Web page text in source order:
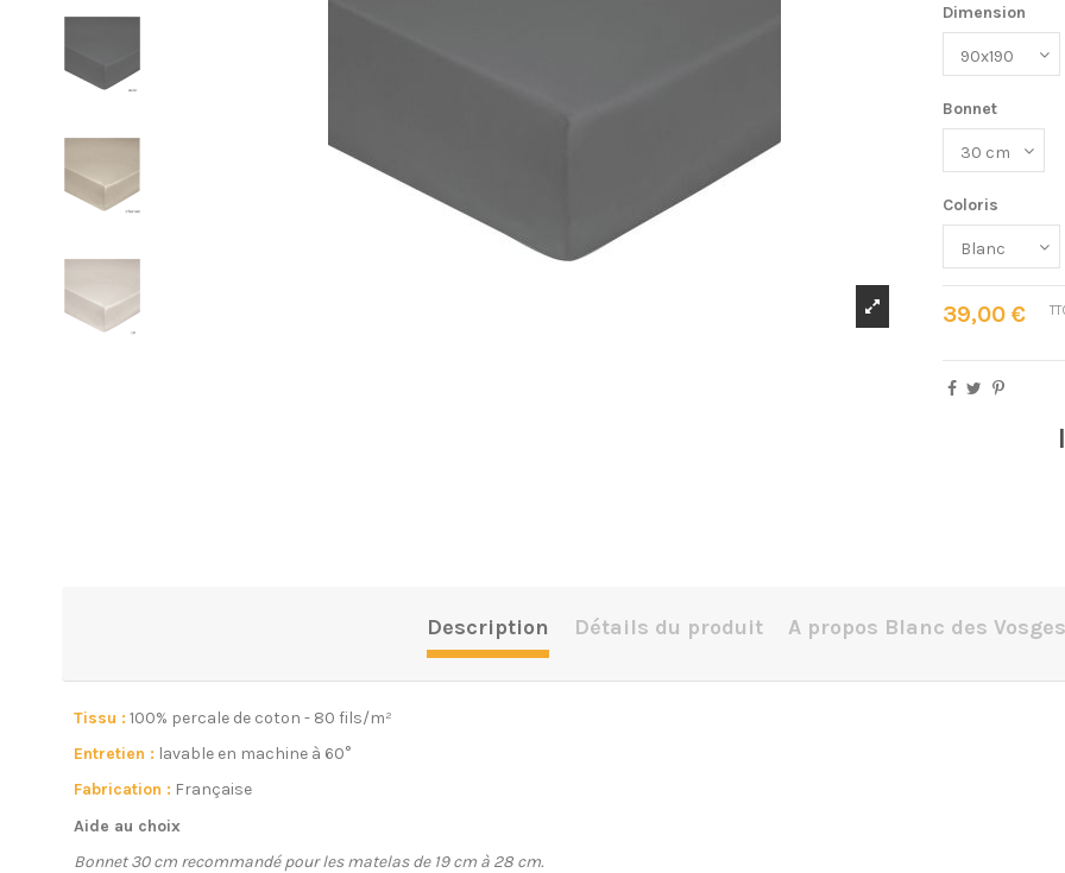
Dimension
Bonnet
Coloris
39,00 €
Description Détails du produit A propos Blanc des Vosges
Tissu : 100% percale de coton - 80 fils/m²
Entretien : lavable en machine à 60°
Fabrication : Française
Aide au choix
Bonnet 30 cm recommandé pour les matelas de 19 cm à 28 cm.